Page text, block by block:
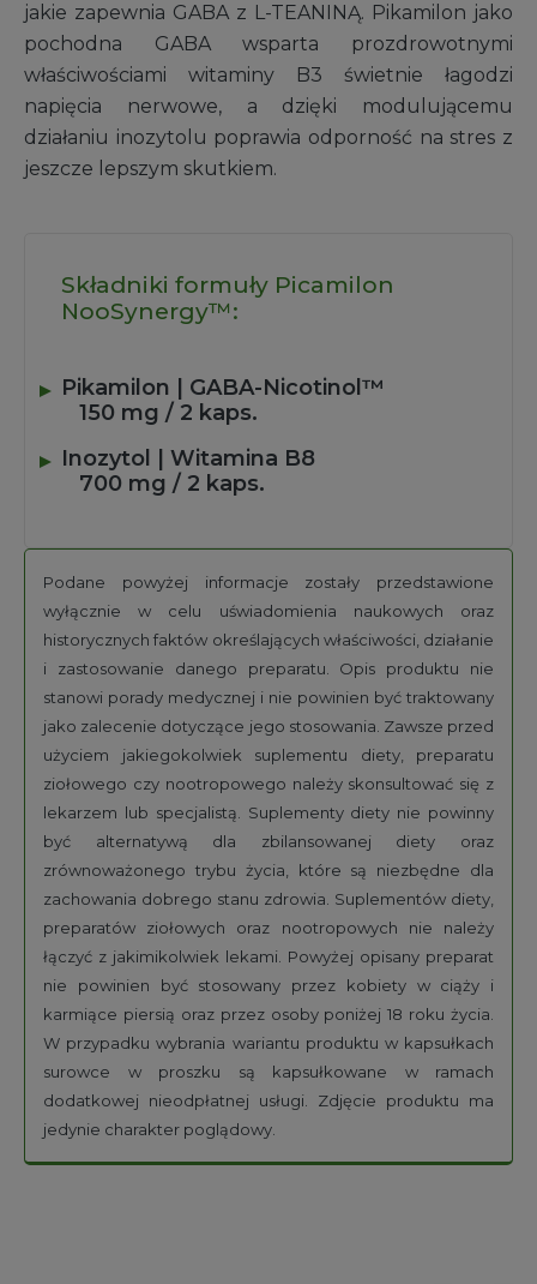
jakie zapewnia GABA z L-TEANINĄ. Pikamilon jako
pochodna GABA wsparta prozdrowotnymi
właściwościami witaminy B3 świetnie łagodzi
napięcia nerwowe, a dzięki modulującemu
działaniu inozytolu poprawia odporność na stres z
jeszcze lepszym skutkiem.
Składniki formuły Picamilon
NooSynergy™:
Pikamilon | GABA-Nicotinol™
150 mg / 2 kaps.
Inozytol | Witamina B8
700 mg / 2 kaps.
Podane powyżej informacje zostały przedstawione
wyłącznie w celu uświadomienia naukowych oraz
historycznych faktów określających właściwości, działanie
i zastosowanie danego preparatu. Opis produktu nie
stanowi porady medycznej i nie powinien być traktowany
jako zalecenie dotyczące jego stosowania. Zawsze przed
użyciem jakiegokolwiek suplementu diety, preparatu
ziołowego czy nootropowego należy skonsultować się z
lekarzem lub specjalistą. Suplementy diety nie powinny
być alternatywą dla zbilansowanej diety oraz
zrównoważonego trybu życia, które są niezbędne dla
zachowania dobrego stanu zdrowia. Suplementów diety,
preparatów ziołowych oraz nootropowych nie należy
łączyć z jakimikolwiek lekami. Powyżej opisany preparat
nie powinien być stosowany przez kobiety w ciąży i
karmiące piersią oraz przez osoby poniżej 18 roku życia.
W przypadku wybrania wariantu produktu w kapsułkach
surowce w proszku są kapsułkowane w ramach
dodatkowej nieodpłatnej usługi. Zdjęcie produktu ma
jedynie charakter poglądowy.